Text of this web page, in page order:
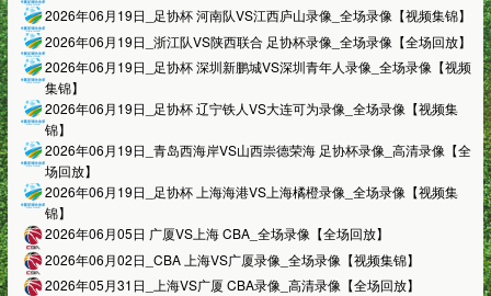
2026年06月19日_足协杯 河南队VS江西庐山录像_全场录像【视频集锦】
2026年06月19日_浙江队VS陕西联合 足协杯录像_全场录像【全场回放】
2026年06月19日_足协杯 深圳新鹏城VS深圳青年人录像_全场录像【视频
集锦】
2026年06月19日_足协杯 辽宁铁人VS大连可为录像_全场录像【视频集
锦】
2026年06月19日_青岛西海岸VS山西崇德荣海 足协杯录像_高清录像【全
场回放】
2026年06月19日_足协杯 上海海港VS上海橘橙录像_全场录像【视频集
锦】
2026年06月05日 广厦VS上海 CBA_全场录像【全场回放】
2026年06月02日_CBA 上海VS广厦录像_全场录像【视频集锦】
2026年05月31日_上海VS广厦 CBA录像_高清录像【全场回放】